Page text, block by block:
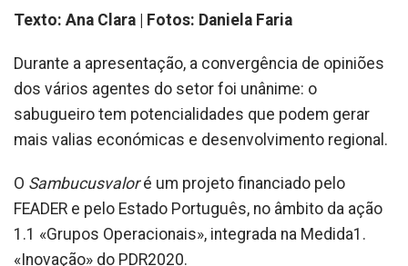
Texto: Ana Clara | Fotos: Daniela Faria
Durante a apresentação, a convergência de opiniões
dos vários agentes do setor foi unânime: o
sabugueiro tem potencialidades que podem gerar
mais valias económicas e desenvolvimento regional.
O Sambucusvaloré um projeto financiado pelo
FEADER e pelo Estado Português, no âmbito da ação
1.1 «Grupos Operacionais», integrada na Medida1.
«Inovação» do PDR2020.